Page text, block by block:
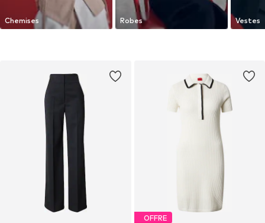
Chemises Robes Vestes
OFFRE